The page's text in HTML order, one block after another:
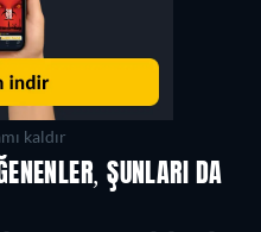
kaldır
ŞUNLARI DA